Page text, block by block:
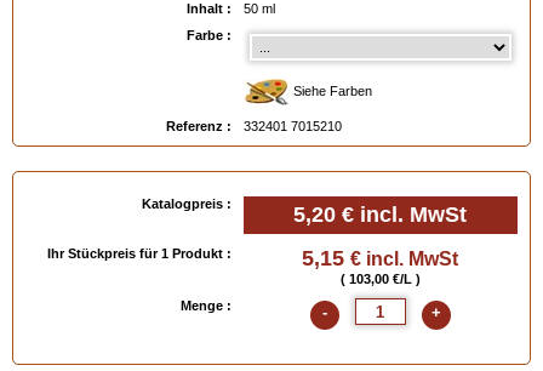
Inhalt :
50 ml
Farbe :
Siehe Farben
Referenz : 332401 7015210
Katalogpreis : 5,20 € incl. MwSt
Ihr Stückpreis für 1 Produkt : 5,15 € incl. MwSt
( 103,00 €/L )
Menge :
- +